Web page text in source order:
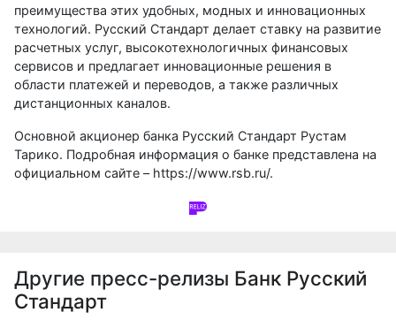
преимущества этих удобных, модных и инновационных
технологий. Русский Стандарт делает ставку на развитие
расчетных услуг, высокотехнологичных финансовых
сервисов и предлагает инновационные решения в
области платежей и переводов, а также различных
дистанционных каналов.
Основной акционер банка Русский Стандарт Рустам
Тарико. Подробная информация о банке представлена на
официальном сайте – https://www.rsb.ru/.
Другие пресс-релизы Банк Русский
Стандарт